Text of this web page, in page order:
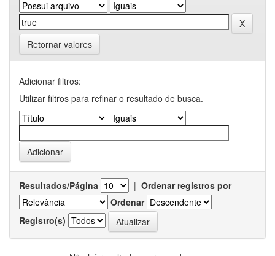
Retornar valores
Adicionar filtros:
Utilizar filtros para refinar o resultado de busca.
Resultados/Página | Ordenar registros por
Ordenar
Registro(s)